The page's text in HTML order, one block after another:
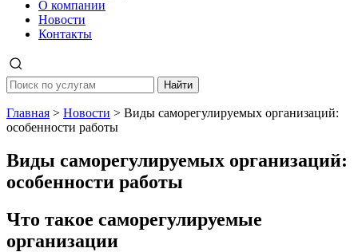
О компании
Новости
Контакты
Найти
Главная > Новости > Виды саморегулируемых организаций:
особенности работы
Виды саморегулируемых организаций:
особенности работы
Что такое саморегулируемые
организации